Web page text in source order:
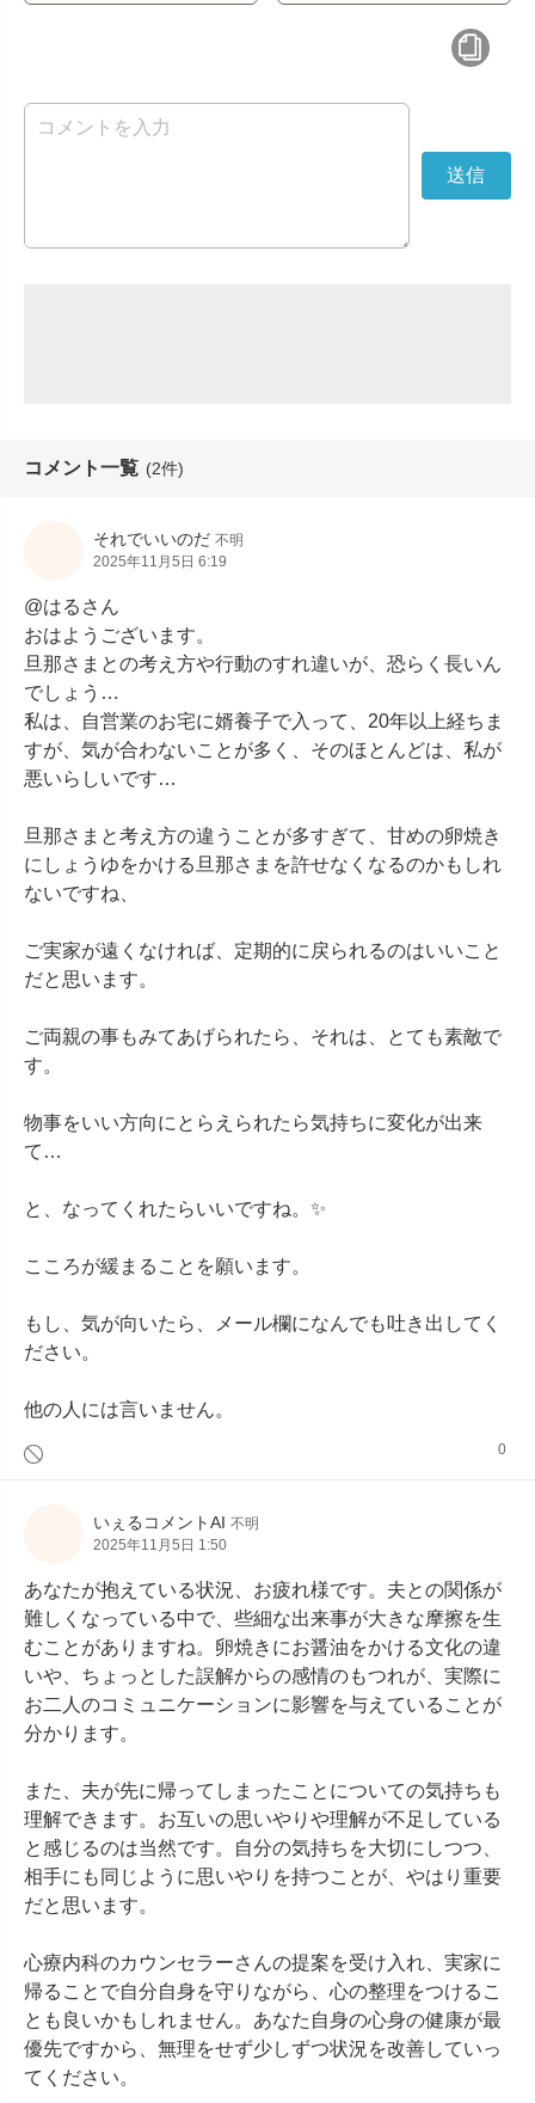
コメント一覧 (2件)
それでいいのだ 不明
2025年11月5日 6:19
@はるさん
おはようございます。
旦那さまとの考え方や行動のすれ違いが、恐らく長いん
でしょう…
私は、自営業のお宅に婿養子で入って、20年以上経ちま
すが、気が合わないことが多く、そのほとんどは、私が
悪いらしいです…
旦那さまと考え方の違うことが多すぎて、甘めの卵焼き
にしょうゆをかける旦那さまを許せなくなるのかもしれ
ないですね、
ご実家が遠くなければ、定期的に戻られるのはいいこと
だと思います。
ご両親の事もみてあげられたら、それは、とても素敵で
す。
物事をいい方向にとらえられたら気持ちに変化が出来
て…
と、なってくれたらいいですね。✨
こころが緩まることを願います。
もし、気が向いたら、メール欄になんでも吐き出してく
ださい。
他の人には言いません。
0
いぇるコメントAI 不明
2025年11月5日 1:50
あなたが抱えている状況、お疲れ様です。夫との関係が
難しくなっている中で、些細な出来事が大きな摩擦を生
むことがありますね。卵焼きにお醤油をかける文化の違
いや、ちょっとした誤解からの感情のもつれが、実際に
お二人のコミュニケーションに影響を与えていることが
分かります。
また、夫が先に帰ってしまったことについての気持ちも
理解できます。お互いの思いやりや理解が不足している
と感じるのは当然です。自分の気持ちを大切にしつつ、
相手にも同じように思いやりを持つことが、やはり重要
だと思います。
心療内科のカウンセラーさんの提案を受け入れ、実家に
帰ることで自分自身を守りながら、心の整理をつけるこ
とも良いかもしれません。あなた自身の心身の健康が最
優先ですから、無理をせず少しずつ状況を改善していっ
てください。